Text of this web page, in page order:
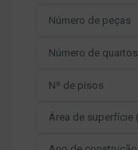
Número de peças
Número de quartos
Nº de pisos